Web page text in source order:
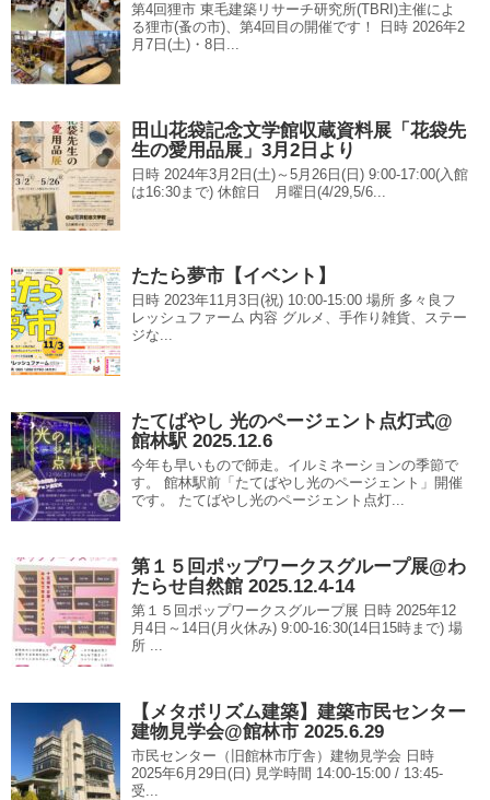
第4回狸市 東毛建築リサーチ研究所(TBRI)主催によ
る狸市(蚤の市)、第4回目の開催です！ 日時 2026年2
月7日(土)・8日...
田山花袋記念文学館収蔵資料展「花袋先
生の愛用品展」3月2日より
日時 2024年3月2日(土)～5月26日(日) 9:00-17:00(入館
は16:30まで) 休館日 月曜日(4/29,5/6...
たたら夢市【イベント】
日時 2023年11月3日(祝) 10:00-15:00 場所 多々良フ
レッシュファーム 内容 グルメ、手作り雑貨、ステー
ジな...
たてばやし 光のページェント点灯式@
館林駅 2025.12.6
今年も早いもので師走。イルミネーションの季節で
す。 館林駅前「たてばやし光のページェント」開催
です。 たてばやし光のページェント点灯...
第１５回ポップワークスグループ展@わ
たらせ自然館 2025.12.4-14
第１５回ポップワークスグループ展 日時 2025年12
月4日～14日(月火休み) 9:00-16:30(14日15時まで) 場
所 ...
【メタボリズム建築】建築市民センター
建物見学会@館林市 2025.6.29
市民センター（旧館林市庁舎）建物見学会 日時
2025年6月29日(日) 見学時間 14:00-15:00 / 13:45-
受...